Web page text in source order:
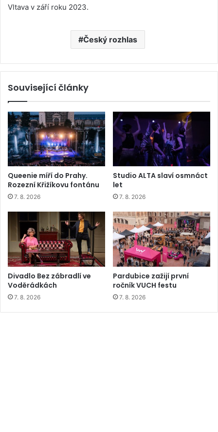
Vltava v září roku 2023.
Český rozhlas
Související články
Queenie míří do Prahy.
Rozezní Křižíkovu fontánu
7. 8. 2026
Studio ALTA slaví osmnáct
let
7. 8. 2026
Divadlo Bez zábradlí ve
Voděrádkách
7. 8. 2026
Pardubice zažijí první
ročník VUCH festu
7. 8. 2026